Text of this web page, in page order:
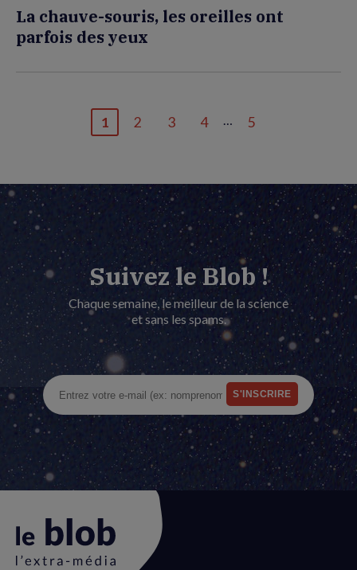
La chauve-souris, les oreilles ont
parfois des yeux
Page
1 Page
2 Page
3 Page
4 …
Dernière
5
Suivez le Blob !
Chaque semaine, le meilleur de la science
et sans les spams.